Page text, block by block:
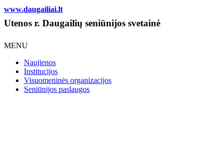
www.daugailiai.lt
Utenos r. Daugailių seniūnijos svetainė
MENU
Naujienos
Institucijos
Visuomeninės organizacijos
Seniūnijos paslaugos